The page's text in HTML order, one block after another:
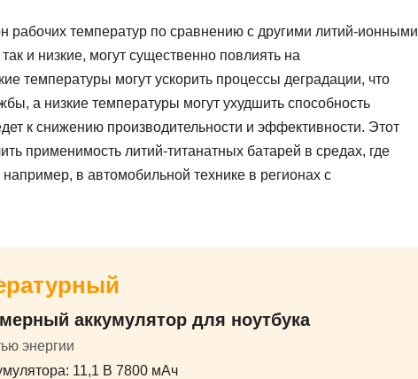
рабочих температур по сравнению с другими литий-ионными
и низкие, могут существенно повлиять на
температуры могут ускорить процессы деградации, что
а низкие температуры могут ухудшить способность
к снижению производительности и эффективности. Этот
применимость литий-титанатных батарей в средах, где
в автомобильной технике в регионах с
аккумулятор для ноутбука
энергии
11,1 В 7800 мАч